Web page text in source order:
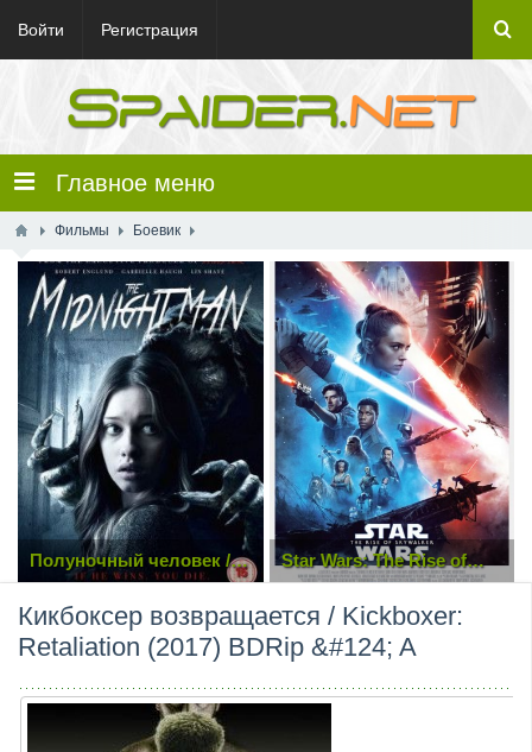
Войти Регистрация
Главное меню
Фильмы Боевик
Star Wars: The Rise of
Skywalker (Episode IX) /
Скайуокер. Восход
(2019)
Джон Уик 4 (2023)
Кикбоксер возвращается / Kickboxer:
Retaliation (2017) BDRip &#124; A